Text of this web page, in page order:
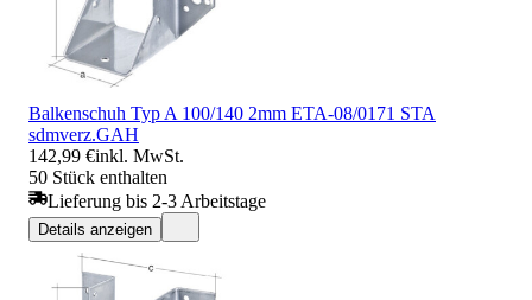
Balkenschuh Typ A 100/140 2mm ETA-08/0171 STA
sdmverz.GAH
142,99 €inkl. MwSt.
50 Stück enthalten
Lieferung bis 2-3 Arbeitstage
Details anzeigen